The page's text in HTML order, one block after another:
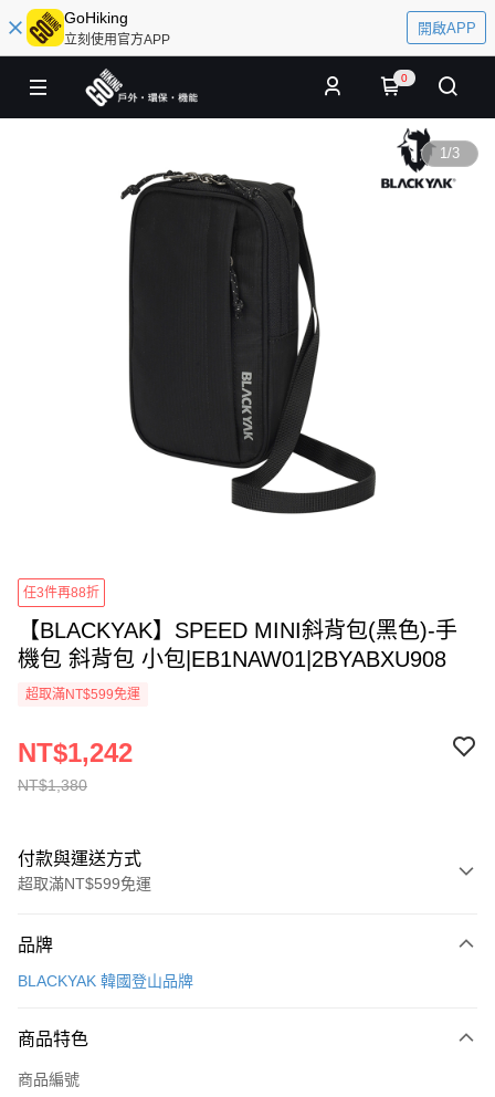
GoHiking
立刻使用官方APP
開啟APP
0
1/3
任3件再88折
【BLACKYAK】SPEED MINI斜背包(黑色)-手
機包 斜背包 小包|EB1NAW01|2BYABXU908
超取滿NT$599免運
NT$1,380
NT$1,242
付款與運送方式
超取滿NT$599免運
信用卡一次付款
LINE Pay
Apple Pay
品牌
BLACKYAK 韓國登山品牌
商品特色
商品編號